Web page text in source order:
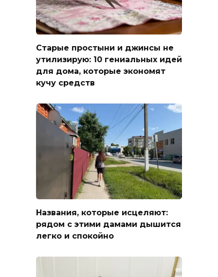
Старые простыни и джинсы не
утилизирую: 10 гениальных идей
для дома, которые экономят
кучу средств
Названия, которые исцеляют:
рядом с этими дамами дышится
легко и спокойно